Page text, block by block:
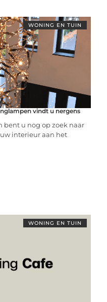
WONING EN TUIN
vindt u nergens
bent u nog op zoek naar
interieur aan het
WONING EN TUIN